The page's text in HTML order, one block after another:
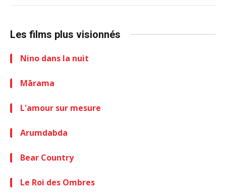
Les films plus visionnés
Nino dans la nuit
Mārama
L'amour sur mesure
Arumdabda
Bear Country
Le Roi des Ombres